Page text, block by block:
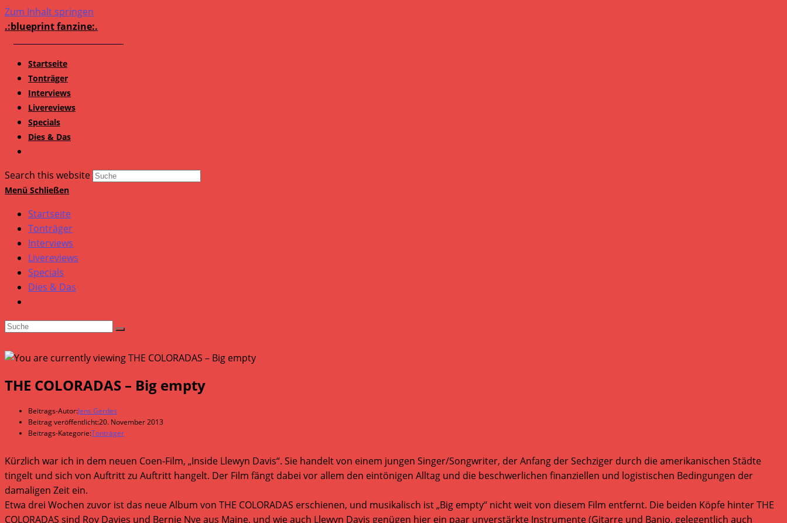
Zum Inhalt springen
.:blueprint fanzine:.
Startseite
Tonträger
Interviews
Livereviews
Specials
Dies & Das
Search this website
Menü Schließen
Startseite
Tonträger
Interviews
Livereviews
Specials
Dies & Das
THE COLORADAS – Big empty
Beitrags-Autor:Jens Gerdes
Beitrag veröffentlicht:20. November 2013
Beitrags-Kategorie:Tonträger
Kürzlich war ich in dem neuen Coen-Film, „Inside Llewyn Davis“. Sie handelt von einem jungen Singer/Songwriter, der Anfang der Sechziger durch die amerikanischen Städte
tingelt und sich von Auftritt zu Auftritt hangelt. Der Film fängt dabei vor allem den eintönigen Alltag und die beschwerlichen finanziellen und logistischen Bedingungen der
damaligen Zeit ein.
Etwa drei Wochen zuvor ist das neue Album von THE COLORADAS erschienen, und musikalisch ist „Big empty“ nicht weit von diesem Film entfernt. Die beiden Köpfe hinter THE
COLORADAS sind Roy Davies und Bernie Nye aus Maine, und wie auch Llewyn Davis genügen hier ein paar unverstärkte Instrumente (Gitarre und Banjo, gelegentlich auch